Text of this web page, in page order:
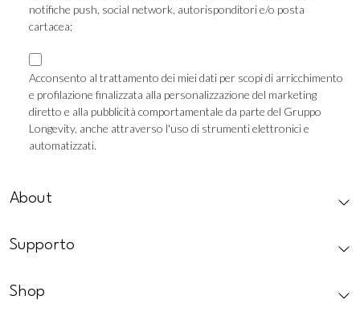
notifiche push, social network, autorisponditori e/o posta
cartacea;
Consenso
Marketing
Profilazione
Acconsento al trattamento dei miei dati per scopi di arricchimento
e profilazione finalizzata alla personalizzazione del marketing
diretto e alla pubblicità comportamentale da parte del Gruppo
Longevity, anche attraverso l'uso di strumenti elettronici e
automatizzati.
About
Supporto
Shop